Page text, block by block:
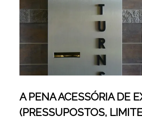
A PENA ACESSÓRIA DE
(PRESSUPOSTOS,